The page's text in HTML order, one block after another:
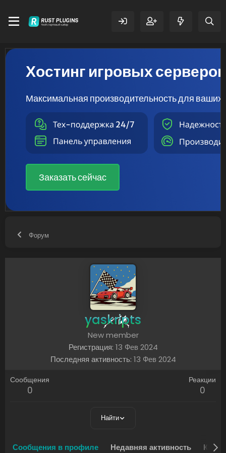
Хостинг игровых серверов
Максимальная производительность для ваших
Заказать сейчас
Форум
yaskripts
New member
Регистрация 13 Фев 2024
Последняя активность 13 Фев 2024
Сообщения
0
Реакции
0
Найти
Сообщения в профиле Недавняя активность